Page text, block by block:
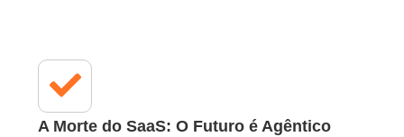
A Morte do SaaS: O Futuro é Agêntico